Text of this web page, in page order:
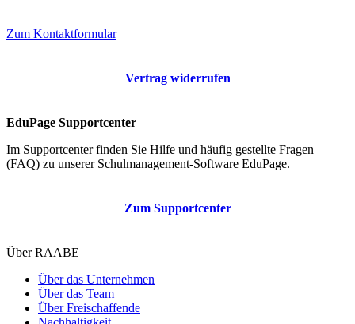
Zum Kontaktformular
Vertrag widerrufen
EduPage Supportcenter
Im Supportcenter finden Sie Hilfe und häufig gestellte Fragen
(FAQ) zu unserer Schulmanagement-Software EduPage.
Zum Supportcenter
Über RAABE
Über das Unternehmen
Über das Team
Über Freischaffende